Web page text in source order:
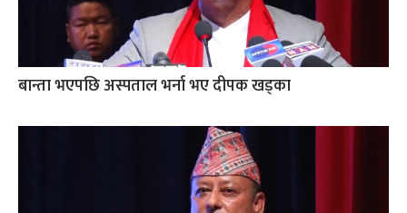
बान्ता भएपछि अस्पताल भर्ना भए दीपक खड्का